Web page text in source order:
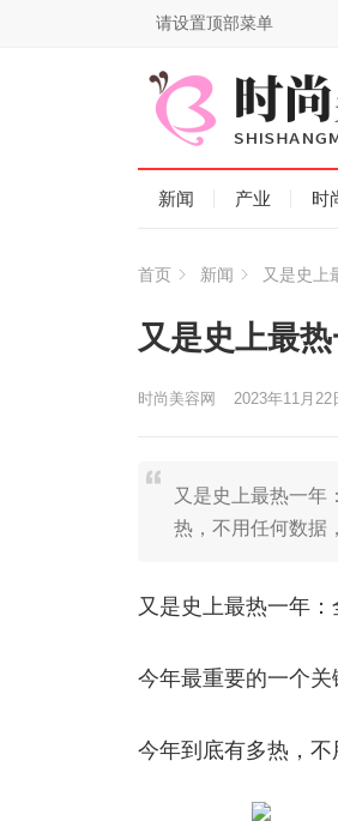
请设置顶部菜单
新闻 产业 时
首页 新闻 又是史上
又是史上最
时尚美容网 2023年11月22
又是史上最热一年
热，不用任何数据
又是史上最热一年
今年最重要的一个关
今年到底有多热，不